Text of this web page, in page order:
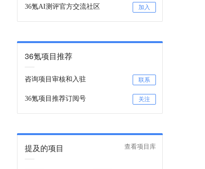
36氪AI测评官方交流社区 加入
36氪项目推荐
咨询项目审核和入驻 联系
36氪项目推荐订阅号 关注
提及的项目 查看项目库